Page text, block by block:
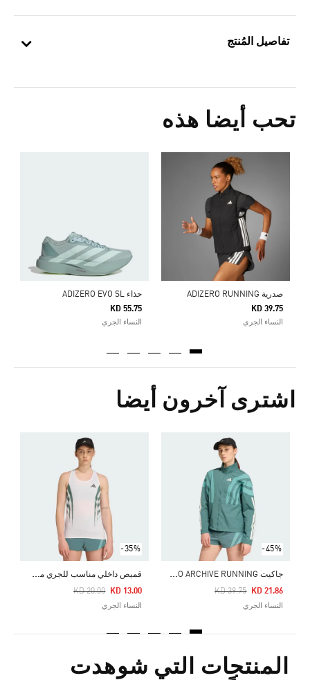
تفاصيل المُنتج
تحب أيضا هذه
صدرية ADIZERO RUNNING
KD 39.75
النساء الجري
حذاء ADIZERO EVO SL
KD 55.75
النساء الجري
اشترى آخرون أيضا
-45%
ج
اكيت ADIZERO ARCHIVE RUNNING
Price Reduced From
KD 39.75
To KD 21.86
النساء الجري
-35%
ق
ميص داخلي مناسب للجري من أرشيف تشكيلة ADIZERO
Price Reduced From
KD 20.00
To KD 13.00
النساء الجري
Price Reduced From
المنتجات التي شوهدت